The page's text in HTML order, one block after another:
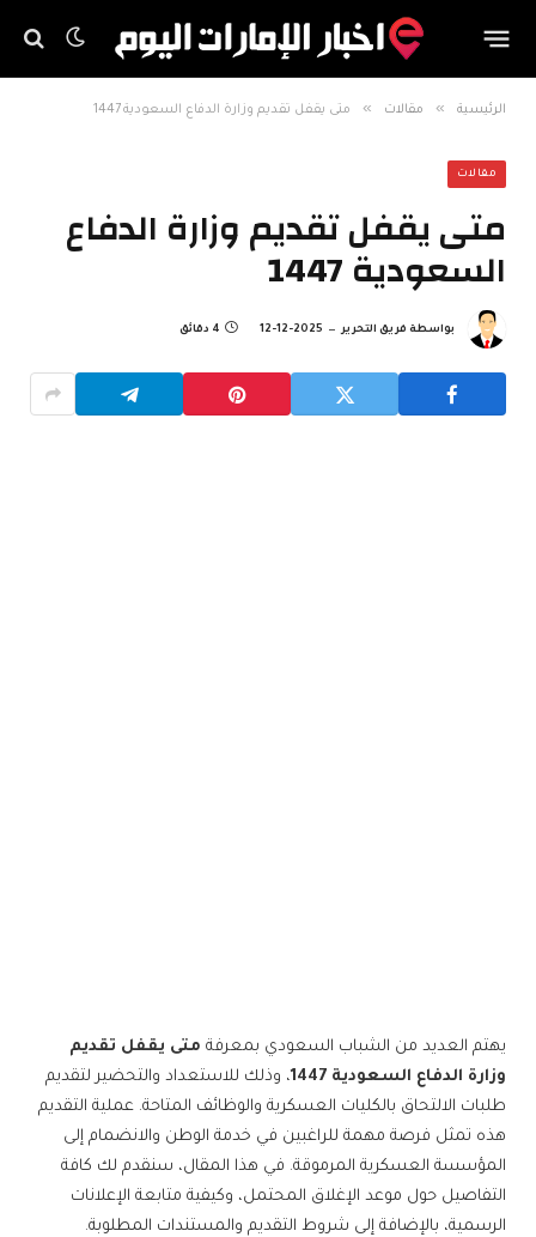
الرئيسية » مقالات » متى يقفل تقديم وزارة الدفاع السعودية 1447
مقالات
متى يقفل تقديم وزارة الدفاع
السعودية 1447
بواسطة فريق التحرير 2025-12-12 4 دقائق
يهتم العديد من الشباب السعودي بمعرفة متى يقفل تقديم
وزارة الدفاع السعودية 1447
، وذلك للاستعداد والتحضير لتقديم
طلبات الالتحاق بالكليات العسكرية والوظائف المتاحة. عملية التقديم
هذه تمثل فرصة مهمة للراغبين في خدمة الوطن والانضمام إلى
المؤسسة العسكرية المرموقة. في هذا المقال، سنقدم لك كافة
التفاصيل حول موعد الإغلاق المحتمل، وكيفية متابعة الإعلانات
الرسمية، بالإضافة إلى شروط التقديم والمستندات المطلوبة.